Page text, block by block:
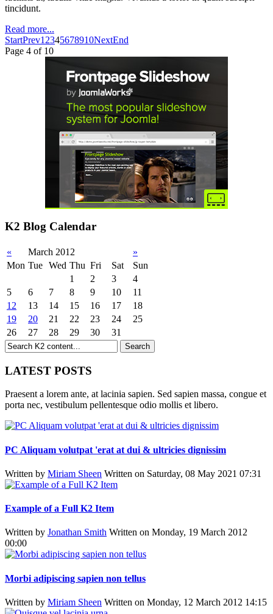
tincidunt.
Read more...
StartPrev1 2345678910NextEnd
Page 4 of 10
K2 Blog Calendar
« March 2012
»
Mon Tue Wed Thu Fri Sat
Sun
1
2 3
4
5
6 7 8 9 10
11
12
13 14 15 16 17
18
19
20 21 22 23 24
25
26
27 28 29 30 31
LATEST POSTS
Praesent a lorem ante, at lacinia sapien. Sed sapien massa, congue et
porta nec, vestibulum pellentesque odio mollis et libero.
PC Aliquam volutpat 'erat at dui & ultricies dignissim
Written by Miriam Sheen Written on Saturday, 08 May 2021 07:31
Example of a Full K2 Item
Written by Jonathan Smith Written on Monday, 19 March 2012
00:00
Morbi adipiscing sapien non tellus
Written by Miriam Sheen Written on Monday, 12 March 2012 14:15